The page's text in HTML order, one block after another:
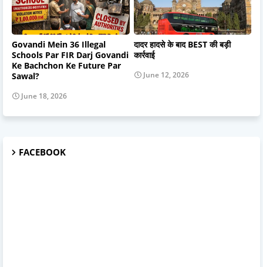
Govandi Mein 36 Illegal
Schools Par FIR Darj Govandi
Ke Bachchon Ke Future Par
Sawal?
June 18, 2026
दादर हादसे के बाद BEST की बड़ी
कार्रवाई
June 12, 2026
FACEBOOK